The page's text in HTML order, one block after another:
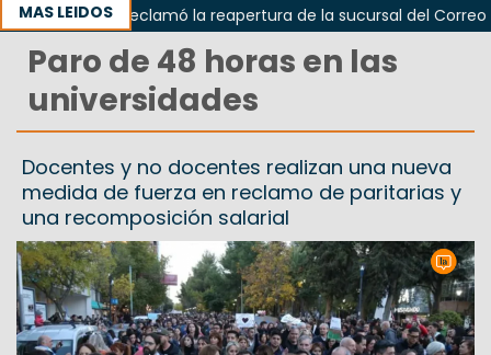
MAS LEIDOS
Odarda reclamó la reapertura de la sucursal del Correo
Paro de 48 horas en las
universidades
Docentes y no docentes realizan una nueva
medida de fuerza en reclamo de paritarias y
una recomposición salarial